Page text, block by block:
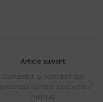
Article suivant
Demander la cessation des
annonces Google sous votre
marque